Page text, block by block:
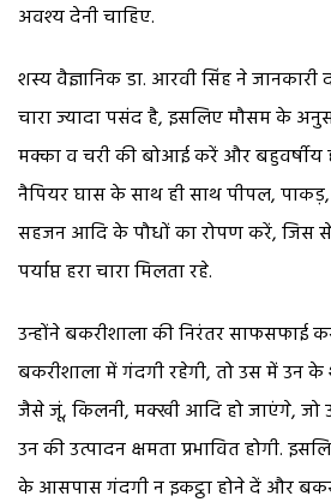
अवश्य देनी चाहिए.
शस्य वैज्ञानिक डा. आरवी सिंह ने जानकारी
चारा ज्यादा पसंद है, इसलिए मौसम के
मक्का व चरी की बोआई करें और बहुवर्षीय
नैपियर घास के साथ ही साथ पीपल,
सहजन आदि के पौधों का रोपण करें, जिस
पर्याप्त हरा चारा मिलता रहे.
उन्होंने बकरीशाला की निरंतर साफसफाई
बकरीशाला में गंदगी रहेगी, तो उस में उन
जैसे जूं, किलनी, मक्खी आदि हो जाएंगे,
उन की उत्पादन क्षमता प्रभावित होगी.
के आसपास गंदगी न इकट्ठा होने दें और